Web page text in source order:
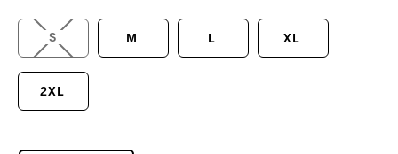
S M L XL
2XL